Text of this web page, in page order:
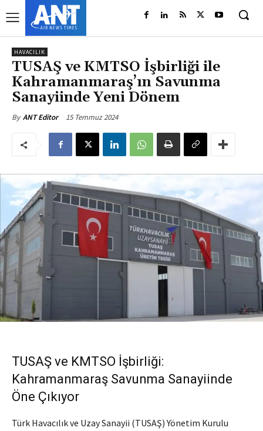
HAVACILIK
TUSAŞ ve KMTSO İşbirliği ile
Kahramanmaraş’ın Savunma
Sanayiinde Yeni Dönem
By ANT Editor 15 Temmuz 2024
TUSAŞ ve KMTSO İşbirliği:
Kahramanmaraş Savunma Sanayiinde
Öne Çıkıyor
Türk Havacılık ve Uzay Sanayii (TUSAŞ) Yönetim Kurulu